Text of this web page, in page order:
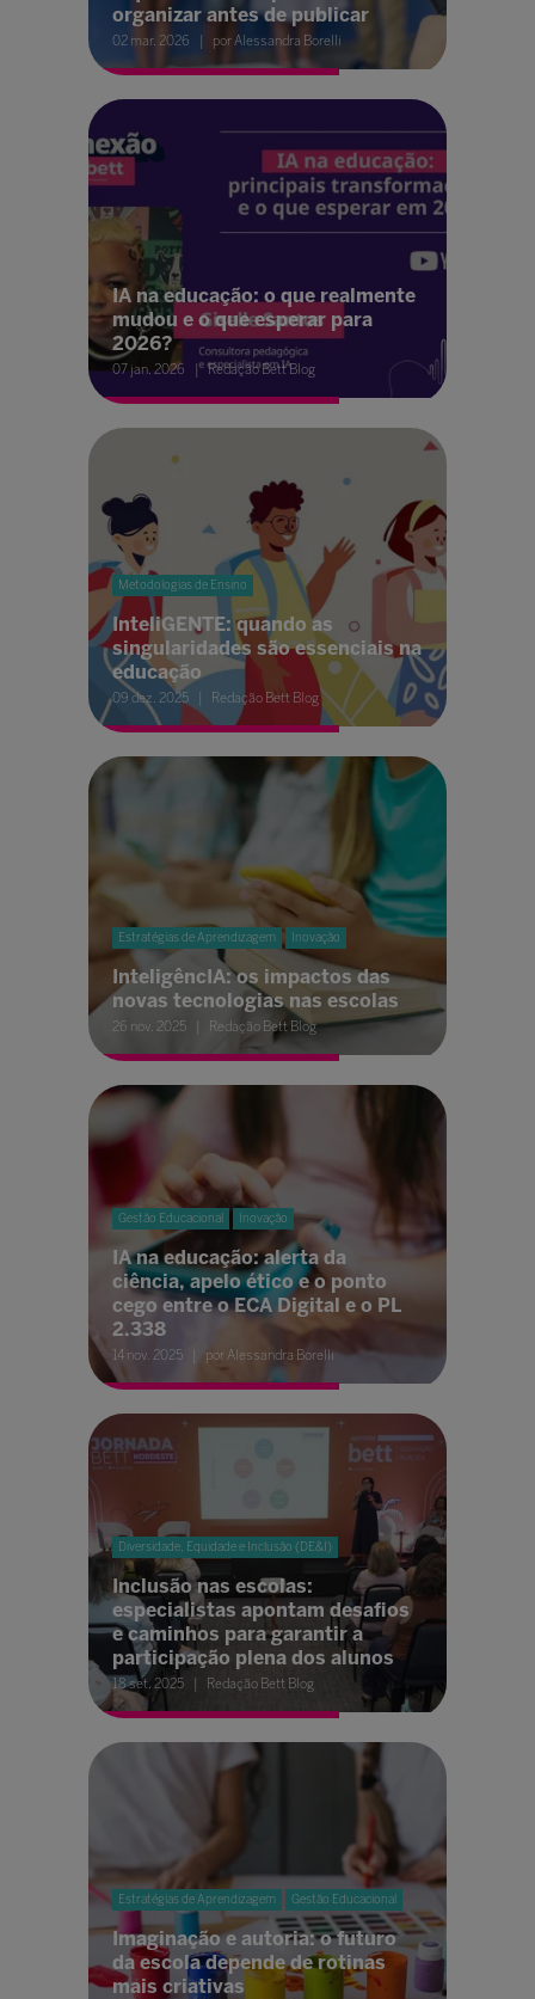
organizar antes de publicar
02 mar. 2026 por Alessandra Borelli
IA na educação: o que realmente
mudou e o que esperar para
2026?
07 jan. 2026 Redação Bett Blog
Metodologias de Ensino
InteliGENTE: quando as
singularidades são essenciais na
educação
09 dez. 2025 Redação Bett Blog
Estratégias de Aprendizagem Inovação
InteligêncIA: os impactos das
novas tecnologias nas escolas
26 nov. 2025 Redação Bett Blog
Gestão Educacional Inovação
IA na educação: alerta da
ciência, apelo ético e o ponto
cego entre o ECA Digital e o PL
2.338
14 nov. 2025 por Alessandra Borelli
Diversidade, Equidade e Inclusão (DE&I)
Inclusão nas escolas:
especialistas apontam desafios
e caminhos para garantir a
participação plena dos alunos
18 set. 2025 Redação Bett Blog
Estratégias de Aprendizagem Gestão Educacional
Imaginação e autoria: o futuro
da escola depende de rotinas
mais criativas